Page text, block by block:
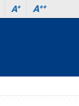
A+ A++